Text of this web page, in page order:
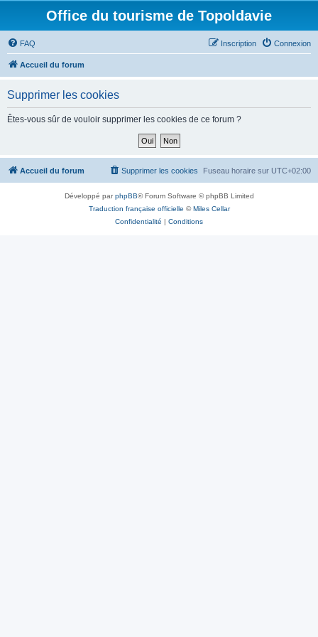
Office du tourisme de Topoldavie
FAQ Connexion
Inscription
Accueil du forum
Supprimer les cookies
Êtes-vous sûr de vouloir supprimer les cookies de ce forum ?
Accueil du forum Fuseau horaire sur UTC+02:00
Supprimer les cookies
Développé parphpBB® Forum Software © phpBB Limited
Traduction française officielle ©Miles Cellar
Confidentialité | Conditions